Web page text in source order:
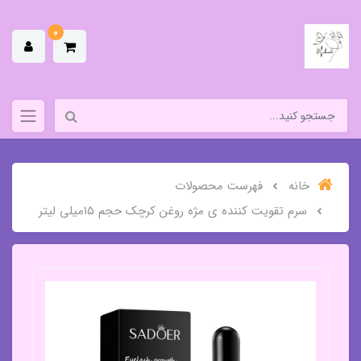
0
خانه
فهرست محصولات
سرم تقویت کننده ی مژه روغن کرچک حجم ۱۵میلی لیتر